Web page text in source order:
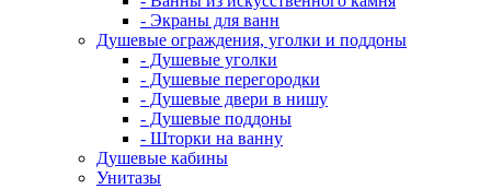
- Экраны для ванн
Душевые ограждения, уголки и поддоны
- Душевые уголки
- Душевые перегородки
- Душевые двери в нишу
- Душевые поддоны
- Шторки на ванну
Душевые кабины
Унитазы